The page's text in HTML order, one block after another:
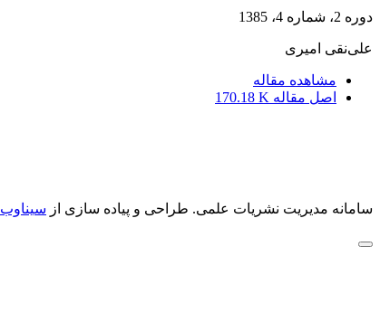
دوره 2، شماره 4، 1385
علی‌نقی امیری
مشاهده مقاله
اصل مقاله 170.18 K
سامانه مدیریت نشریات علمی. طراحی و پیاده سازی از سیناوب